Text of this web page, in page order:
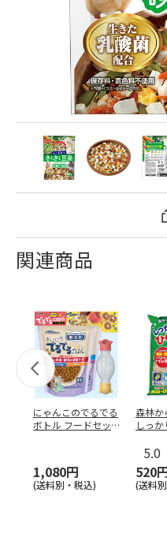
関連商品
にゃんこのでるでる
ボトル フードセッ
1,080円
(送料別・税込)
森林か
しっ
5.0
520
(送料